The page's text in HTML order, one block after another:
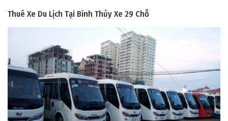
Thuê Xe Du Lịch Tại Bình Thủy Xe 29 Chỗ